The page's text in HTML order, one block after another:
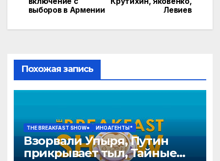
m
a
s
ni
ki
и
записям
Левиев
выборов в Армении
Похожая запись
THE BREAKFAST SHOW* ИНОАГЕНТЫ*
Взорвали Упыря, Путин
прикрывает тыл, Тайные